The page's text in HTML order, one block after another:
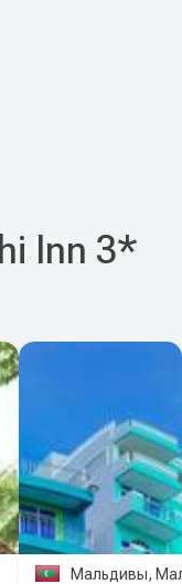
Inn 3*
Мальдивы,